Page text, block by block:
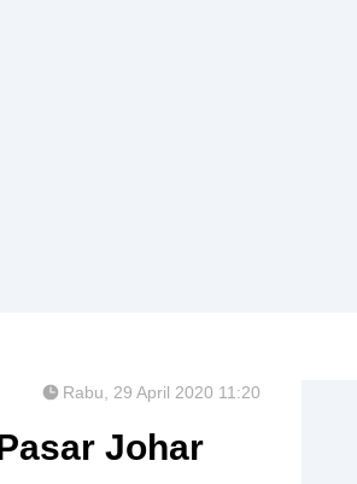
Rabu, 29 April 2020 11:20
Johar